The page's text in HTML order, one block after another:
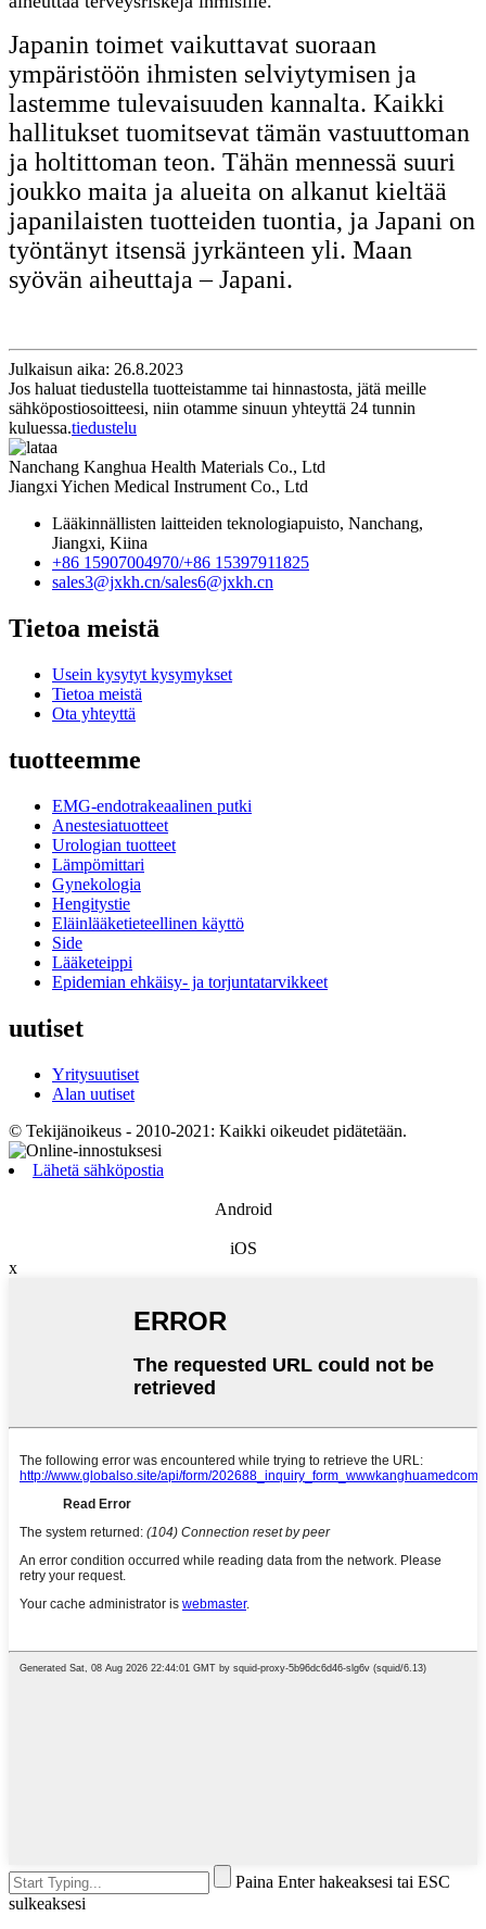
Japanin toimet vaikuttavat suoraan
ympäristöön ihmisten selviytymisen ja
lastemme tulevaisuuden kannalta. Kaikki
hallitukset tuomitsevat tämän vastuuttoman
ja holtittoman teon. Tähän mennessä suuri
joukko maita ja alueita on alkanut kieltää
japanilaisten tuotteiden tuontia, ja Japani on
työntänyt itsensä jyrkänteen yli. Maan
syövän aiheuttaja – Japani.
Julkaisun aika: 26.8.2023
Jos haluat tiedustella tuotteistamme tai hinnastosta, jätä meille
sähköpostiosoitteesi, niin otamme sinuun yhteyttä 24 tunnin
kuluessa.tiedustelu
Nanchang Kanghua Health Materials Co., Ltd
Jiangxi Yichen Medical Instrument Co., Ltd
Lääkinnällisten laitteiden teknologiapuisto, Nanchang,
Jiangxi, Kiina
+86 15907004970/+86 15397911825
sales3@jxkh.cn/sales6@jxkh.cn
Tietoa meistä
Usein kysytyt kysymykset
Tietoa meistä
Ota yhteyttä
tuotteemme
EMG-endotrakeaalinen putki
Anestesiatuotteet
Urologian tuotteet
Lämpömittari
Gynekologia
Hengitystie
Eläinlääketieteellinen käyttö
Side
Lääketeippi
Epidemian ehkäisy- ja torjuntatarvikkeet
uutiset
Yritysuutiset
Alan uutiset
© Tekijänoikeus - 2010-2021: Kaikki oikeudet pidätetään.
Lähetä sähköpostia
Android
iOS
x
Paina Enter hakeaksesi tai ESC
sulkeaksesi